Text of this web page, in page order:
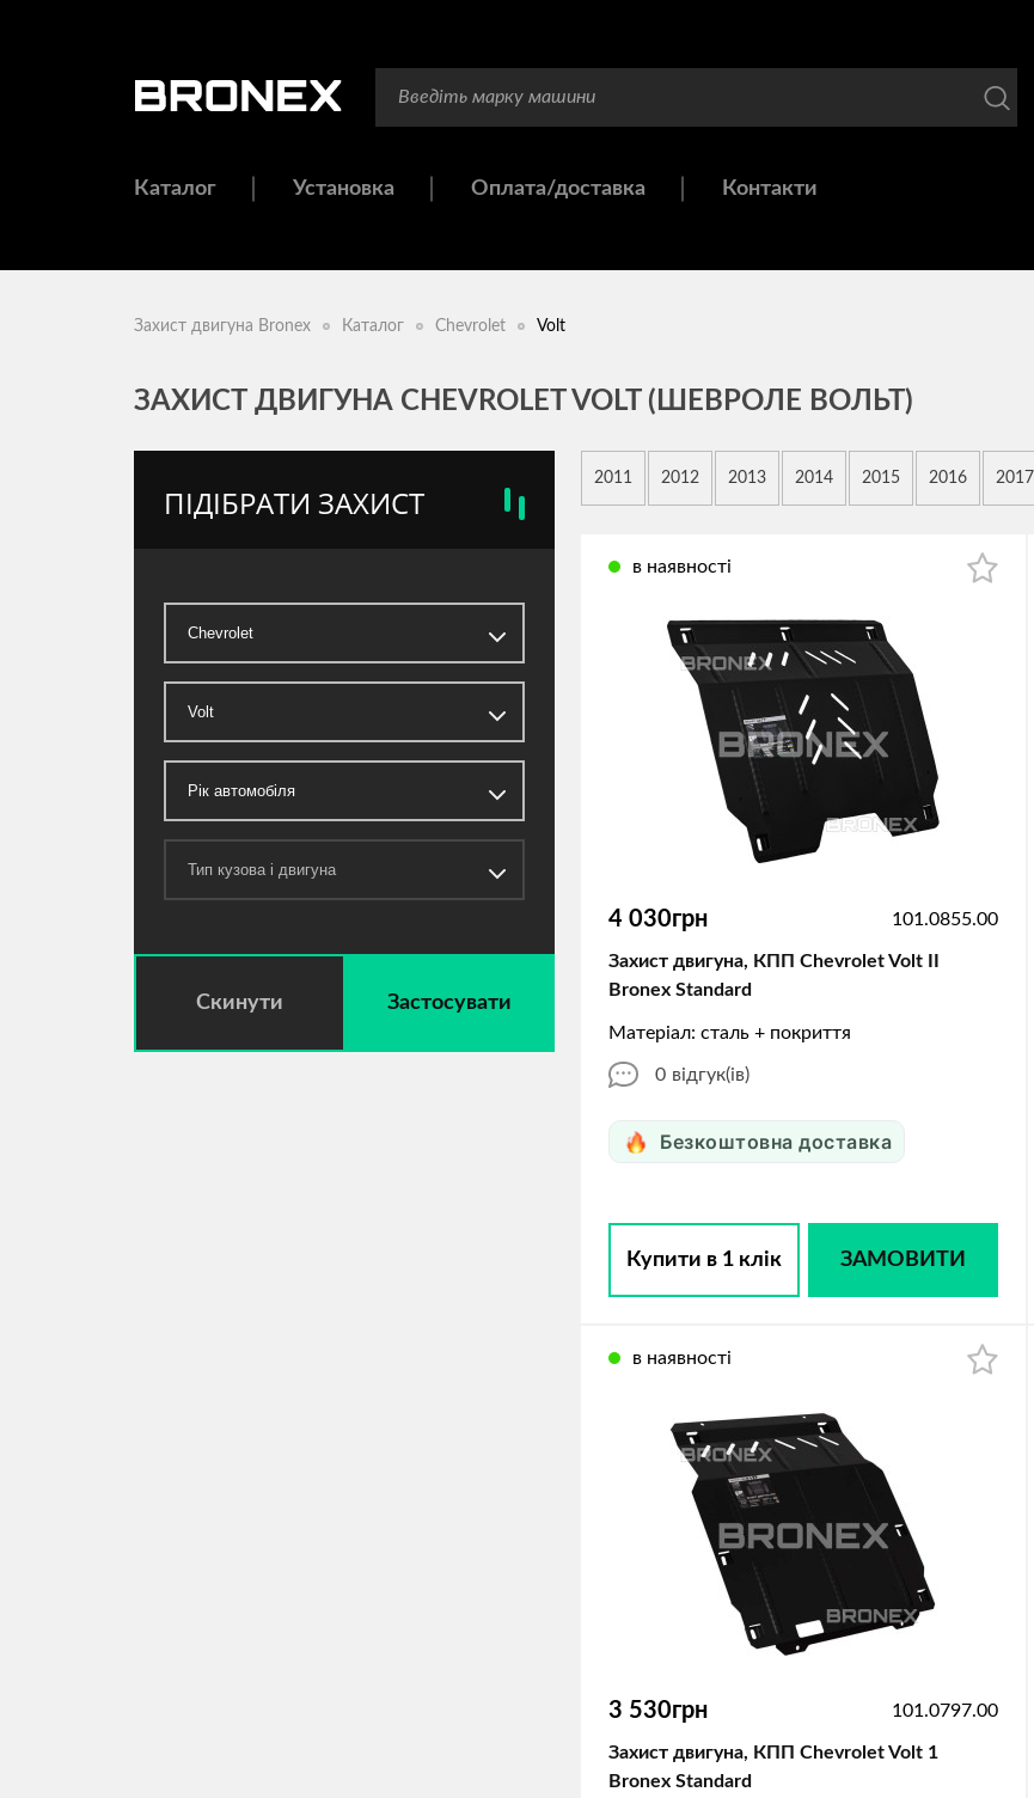
Каталог Установка Оплата/доставка Контакти
Захист двигуна Bronex Каталог Chevrolet Volt
ЗАХИСТ ДВИГУНА CHEVROLET VOLT (ШЕВРОЛЕ ВОЛЬТ)
ПІДІБРАТИ ЗАХИСТ
Скинути Застосувати
2011 2012 2013 2014 2015 2016 2017
в наявності
4 030грн 101.0855.00
Захист двигуна, КПП Chevrolet Volt II
Bronex Standard
Матеріал: сталь + покриття
0 відгук(ів)
Безкоштовна доставка
Купити в 1 клік ЗАМОВИТИ
в наявності
3 530грн 101.0797.00
Захист двигуна, КПП Chevrolet Volt 1
Bronex Standard